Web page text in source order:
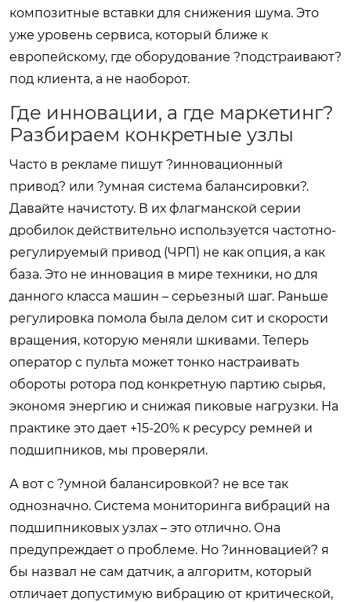
композитные вставки для снижения шума. Это
уже уровень сервиса, который ближе к
европейскому, где оборудование ?подстраивают?
под клиента, а не наоборот.
Где инновации, а где маркетинг?
Разбираем конкретные узлы
Часто в рекламе пишут ?инновационный
привод? или ?умная система балансировки?.
Давайте начистоту. В их флагманской серии
дробилок действительно используется частотно-
регулируемый привод (ЧРП) не как опция, а как
база. Это не инновация в мире техники, но для
данного класса машин – серьезный шаг. Раньше
регулировка помола была делом сит и скорости
вращения, которую меняли шкивами. Теперь
оператор с пульта может тонко настраивать
обороты ротора под конкретную партию сырья,
экономя энергию и снижая пиковые нагрузки. На
практике это дает +15-20% к ресурсу ремней и
подшипников, мы проверяли.
А вот с ?умной балансировкой? не все так
однозначно. Система мониторинга вибраций на
подшипниковых узлах – это отлично. Она
предупреждает о проблеме. Но ?инновацией? я
бы назвал не сам датчик, а алгоритм, который
отличает допустимую вибрацию от критической,